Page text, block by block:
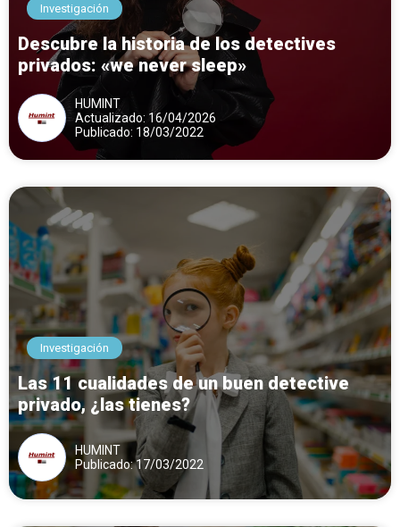
Investigación
Descubre la historia de los detectives
privados: «we never sleep»
HUMINT
Actualizado: 16/04/2026
Publicado: 18/03/2022
Investigación
Las 11 cualidades de un buen detective
privado, ¿las tienes?
HUMINT
Publicado: 17/03/2022